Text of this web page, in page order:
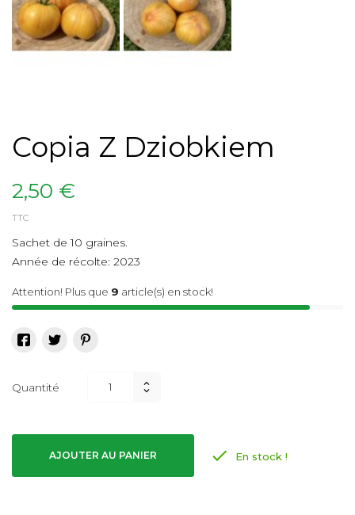
Copia Z Dziobkiem
2,50 €
TTC
Sachet de 10 graines.
Année de récolte: 2023
Attention! Plus que 9 article(s) en stock!
Quantité
AJOUTER AU PANIER  En stock !